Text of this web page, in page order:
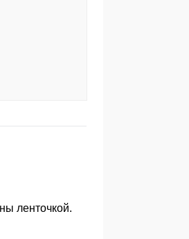
ленточкой.